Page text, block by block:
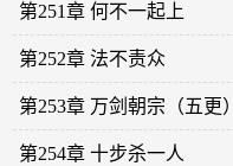
第251章 何不一起上
第252章 法不责众
第253章 万剑朝宗（五更）
第254章 十步杀一人